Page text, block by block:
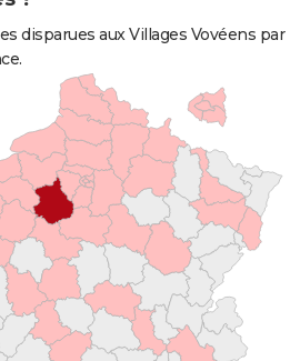
disparues aux Villages Vovéens par